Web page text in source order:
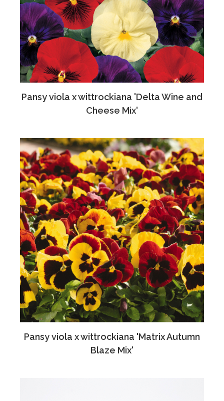
Pansy viola x wittrockiana 'Delta Wine and
Cheese Mix'
Pansy viola x wittrockiana 'Matrix Autumn
Blaze Mix'